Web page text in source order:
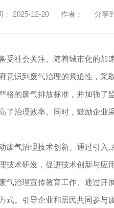
： 2025-12-20 作者： 分享
受社会关注。随着城市化的加
意识到废气治理的紧迫性，采
格的废气排放标准，并加强了
了治理效率。同时，鼓励企业
废气治理技术创新。通过引入
技术研发，促进技术创新与应
气治理宣传教育工作。通过开
式。引导企业和居民共同参与